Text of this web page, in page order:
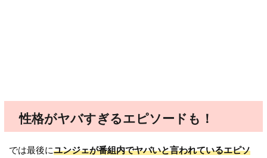
性格がヤバすぎるエピソードも！
では最後にユンジェが番組内でヤバいと言われているエピソ